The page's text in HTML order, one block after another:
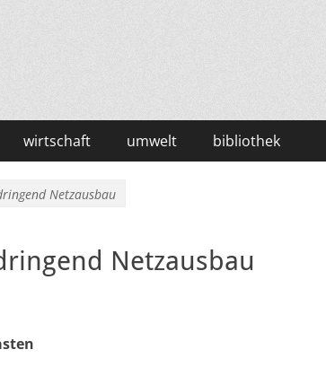
wirtschaft umwelt bibliothek
Netzausbau
Netzausbau